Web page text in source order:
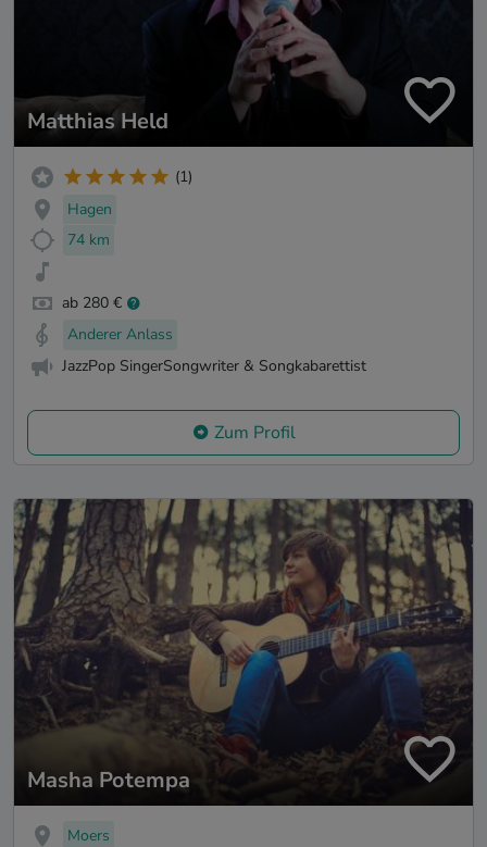
Matthias Held
(1)
Hagen
74 km
ab 280 €
Anderer Anlass
JazzPop SingerSongwriter & Songkabarettist
Zum Profil
Masha Potempa
Moers